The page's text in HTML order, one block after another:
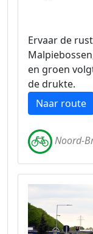
Ervaar de
en groen
de drukte.
Naar route
Noord-